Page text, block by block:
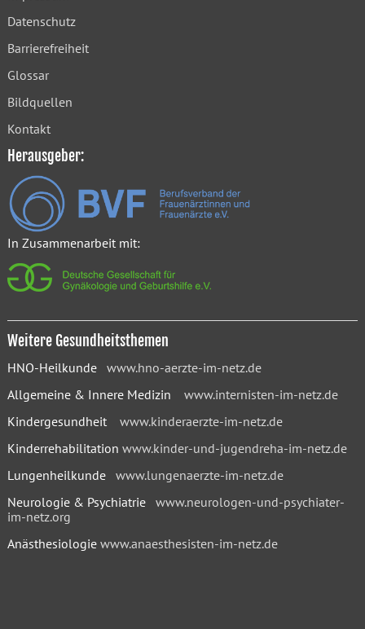
Datenschutz
Barrierefreiheit
Glossar
Bildquellen
Kontakt
Herausgeber:
In Zusammenarbeit mit:
Weitere Gesundheitsthemen
HNO-Heilkunde www.hno-aerzte-im-netz.de
Allgemeine & Innere Medizin www.internisten-im-netz.de
Kindergesundheit www.kinderaerzte-im-netz.de
Kinderrehabilitation www.kinder-und-jugendreha-im-netz.de
Lungenheilkunde www.lungenaerzte-im-netz.de
Neurologie & Psychiatrie www.neurologen-und-psychiater-
im-netz.org
Anästhesiologie www.anaesthesisten-im-netz.de